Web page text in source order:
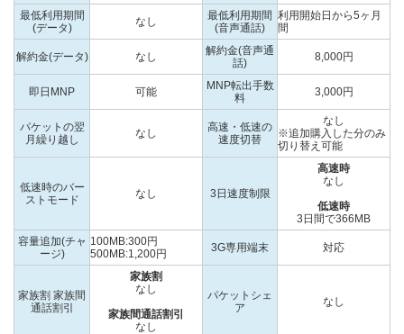
最低利用期間
(データ)
なし
最低利用期間
(音声通話)
利用開始日から5ヶ月
間
解約金(データ) なし
解約金(音声通
話)
8,000円
即日MNP 可能
MNP転出手数
料
3,000円
パケットの翌
月繰り越し
なし
高速・低速の
速度切替
なし
※追加購入した分のみ
切り替え可能
低速時のバー
ストモード
なし 3日速度制限
高速時
なし
低速時
3日間で366MB
容量追加(チャ
ージ)
100MB:300円
500MB:1,200円
3G専用端末 対応
家族割 家族間
通話割引
家族割
なし
家族間通話割引
なし
パケットシェ
ア
なし